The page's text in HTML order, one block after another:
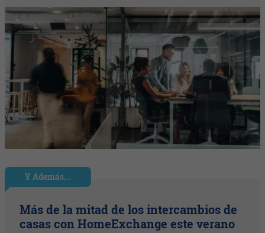
Y Además...
Más de la mitad de los intercambios de
casas con HomeExchange este verano